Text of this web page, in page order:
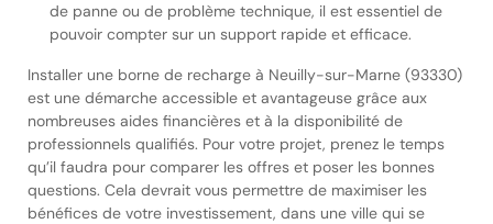
de panne ou de problème technique, il est essentiel de
pouvoir compter sur un support rapide et efficace.
Installer une borne de recharge à Neuilly-sur-Marne (93330)
est une démarche accessible et avantageuse grâce aux
nombreuses aides financières et à la disponibilité de
professionnels qualifiés. Pour votre projet, prenez le temps
qu’il faudra pour comparer les offres et poser les bonnes
questions. Cela devrait vous permettre de maximiser les
bénéfices de votre investissement, dans une ville qui se